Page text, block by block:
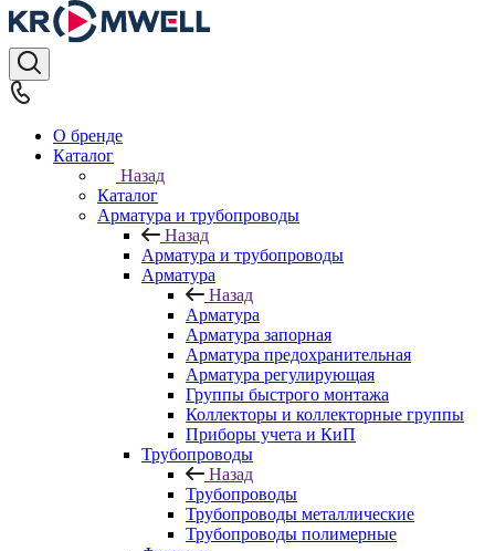
О бренде
Каталог
Назад
Каталог
Арматура и трубопроводы
Назад
Арматура и трубопроводы
Арматура
Назад
Арматура
Арматура запорная
Арматура предохранительная
Арматура регулирующая
Группы быстрого монтажа
Коллекторы и коллекторные группы
Приборы учета и КиП
Трубопроводы
Назад
Трубопроводы
Трубопроводы металлические
Трубопроводы полимерные